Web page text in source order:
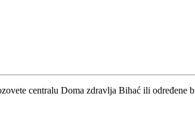
centralu Doma zdravlja Bihać ili određene